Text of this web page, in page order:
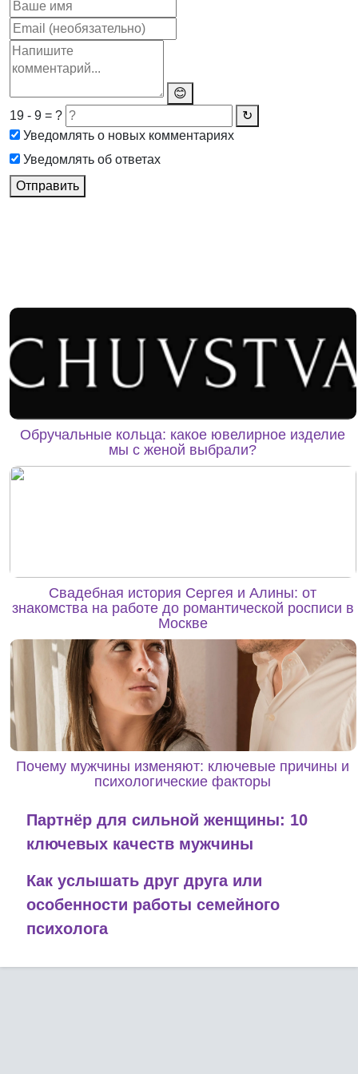
😊
19 - 9 = ?
↻
Уведомлять о новых комментариях
Уведомлять об ответах
Отправить
Обручальные кольца: какое ювелирное изделие
мы с женой выбрали?
Свадебная история Сергея и Алины: от
знакомства на работе до романтической росписи в
Москве
Почему мужчины изменяют: ключевые причины и
психологические факторы
Партнёр для сильной женщины: 10
ключевых качеств мужчины
Как услышать друг друга или
особенности работы семейного
психолога